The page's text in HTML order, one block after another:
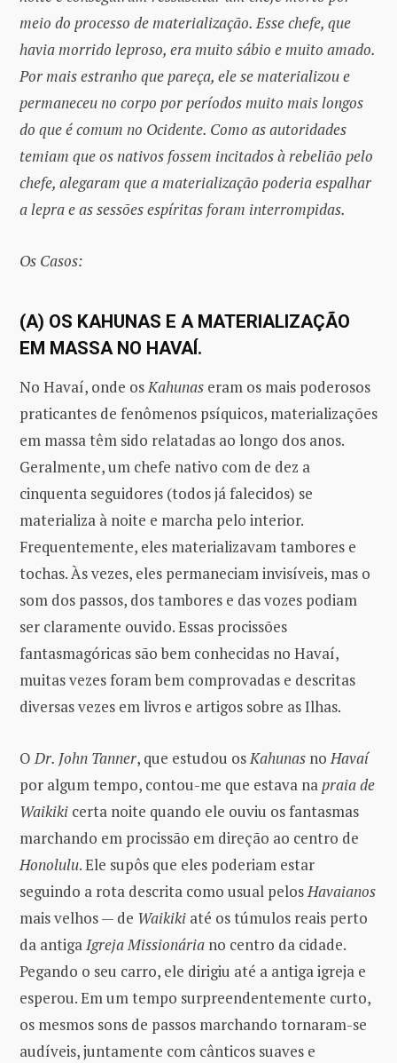
meio do processo de materialização. Esse chefe, que
havia morrido leproso, era muito sábio e muito amado.
Por mais estranho que pareça, ele se materializou e
permaneceu no corpo por períodos muito mais longos
do que é comum no Ocidente. Como as autoridades
temiam que os nativos fossem incitados à rebelião pelo
chefe, alegaram que a materialização poderia espalhar
a lepra e as sessões espíritas foram interrompidas.
Os Casos:
(A) OS KAHUNAS E A MATERIALIZAÇÃO
EM MASSA NO HAVAÍ.
No Havaí, onde osKahunas eram os mais poderosos
praticantes de fenômenos psíquicos, materializações
em massa têm sido relatadas ao longo dos anos.
Geralmente, um chefe nativo com de dez a
cinquenta seguidores (todos já falecidos) se
materializa à noite e marcha pelo interior.
Frequentemente, eles materializavam tambores e
tochas. Às vezes, eles permaneciam invisíveis, mas o
som dos passos, dos tambores e das vozes podiam
ser claramente ouvido. Essas procissões
fantasmagóricas são bem conhecidas no Havaí,
muitas vezes foram bem comprovadas e descritas
diversas vezes em livros e artigos sobre as Ilhas.
ODr. John Tanner, que estudou osKahunas noHavaí
por algum tempo, contou-me que estava napraia de
Waikiki certa noite quando ele ouviu os fantasmas
marchando em procissão em direção ao centro de
Honolulu. Ele supôs que eles poderiam estar
seguindo a rota descrita como usual pelosHavaianos
mais velhos — de Waikiki até os túmulos reais perto
da antigaIgreja Missionária no centro da cidade.
Pegando o seu carro, ele dirigiu até a antiga igreja e
esperou. Em um tempo surpreendentemente curto,
os mesmos sons de passos marchando tornaram-se
audíveis, juntamente com cânticos suaves e